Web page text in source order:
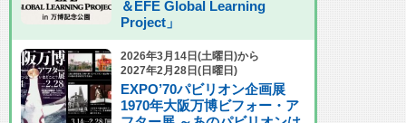
＆EFE Global Learning
Project」
2026年3月14日(土曜日)から
2027年2月28日(日曜日)
EXPO’70パビリオン企画展
1970年大阪万博ビフォー・ア